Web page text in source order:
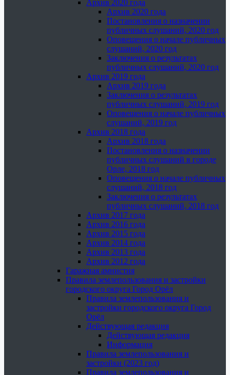
Архив 2020 года
Архив 2020 года
Постановления о назначении
публичных слушаний, 2020 год
Оповещения о начале публичных
слушаний, 2020 год
Заключения о результатах
публичных слушаний, 2020 год
Архив 2019 года
Архив 2019 года
Заключения о результатах
публичных слушаний, 2019 год
Оповещения о начале публичных
слушаний, 2019 год
Архив 2018 года
Архив 2018 года
Постановления о назначении
публичных слушаний в городе
Орле, 2018 год
Оповещения о начале публичных
слушаний, 2018 год
Заключения о результатах
публичных слушаний, 2018 год
Архив 2017 года
Архив 2016 года
Архив 2015 года
Архив 2014 года
Архив 2013 года
Архив 2012 года
Гаражная амнистия
Правила землепользования и застройки
городского округа Город Орёл
Правила землепользования и
застройки городского округа Город
Орёл
Действующая редакция
Действующая редакция
Информация
Правила землепользования и
застройки (2023 год)
Правила землепользования и